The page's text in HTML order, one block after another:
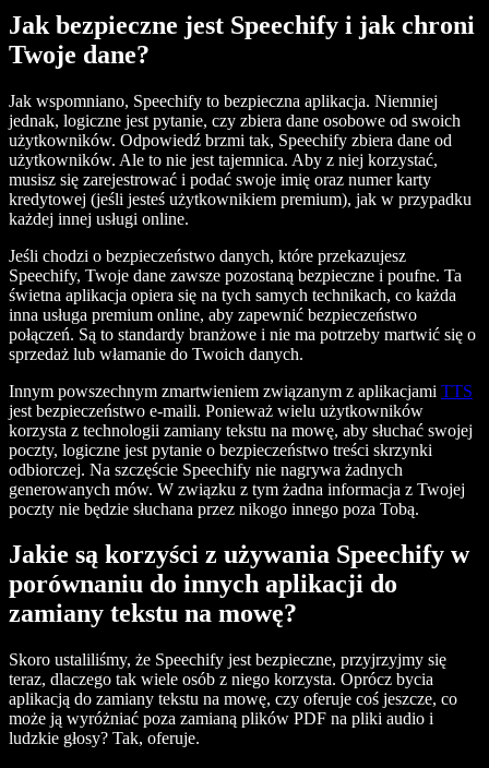
Jak bezpieczne jest Speechify i jak chroni
Twoje dane?
Jak wspomniano, Speechify to bezpieczna aplikacja. Niemniej
jednak, logiczne jest pytanie, czy zbiera dane osobowe od swoich
użytkowników. Odpowiedź brzmi tak, Speechify zbiera dane od
użytkowników. Ale to nie jest tajemnica. Aby z niej korzystać,
musisz się zarejestrować i podać swoje imię oraz numer karty
kredytowej (jeśli jesteś użytkownikiem premium), jak w przypadku
każdej innej usługi online.
Jeśli chodzi o bezpieczeństwo danych, które przekazujesz
Speechify, Twoje dane zawsze pozostaną bezpieczne i poufne. Ta
świetna aplikacja opiera się na tych samych technikach, co każda
inna usługa premium online, aby zapewnić bezpieczeństwo
połączeń. Są to standardy branżowe i nie ma potrzeby martwić się o
sprzedaż lub włamanie do Twoich danych.
Innym powszechnym zmartwieniem związanym z aplikacjami TTS
jest bezpieczeństwo e-maili. Ponieważ wielu użytkowników
korzysta z technologii zamiany tekstu na mowę, aby słuchać swojej
poczty, logiczne jest pytanie o bezpieczeństwo treści skrzynki
odbiorczej. Na szczęście Speechify nie nagrywa żadnych
generowanych mów. W związku z tym żadna informacja z Twojej
poczty nie będzie słuchana przez nikogo innego poza Tobą.
Jakie są korzyści z używania Speechify w
porównaniu do innych aplikacji do
zamiany tekstu na mowę?
Skoro ustaliliśmy, że Speechify jest bezpieczne, przyjrzyjmy się
teraz, dlaczego tak wiele osób z niego korzysta. Oprócz bycia
aplikacją do zamiany tekstu na mowę, czy oferuje coś jeszcze, co
może ją wyróżniać poza zamianą plików PDF na pliki audio i
ludzkie głosy? Tak, oferuje.